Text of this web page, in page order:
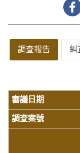
調查報告 糾